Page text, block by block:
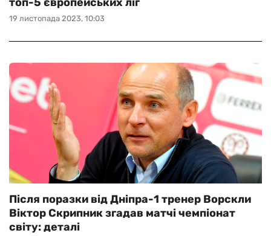
19 листопада 2023, 10:03
Після поразки від Дніпра-1 тренер Ворскли
Віктор Скрипник згадав матчі чемпіонат
світу: деталі